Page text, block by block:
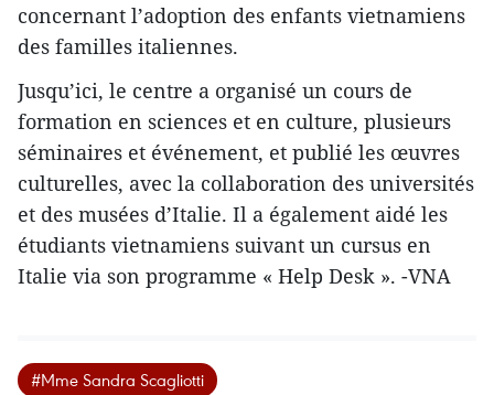
concernant l’adoption des enfants vietnamiens
des familles italiennes.
Jusqu’ici, le centre a organisé un cours de
formation en sciences et en culture, plusieurs
séminaires et événement, et publié les œuvres
culturelles, avec la collaboration des universités
et des musées d’Italie. Il a également aidé les
étudiants vietnamiens suivant un cursus en
Italie via son programme « Help Desk ». -VNA
#Mme Sandra Scagliotti